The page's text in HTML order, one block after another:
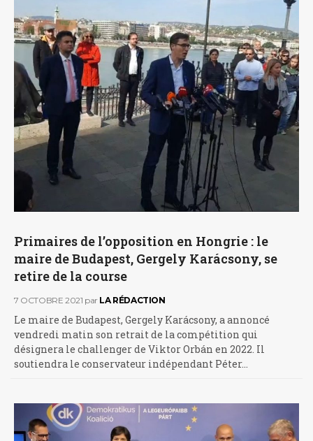
Primaires de l’opposition en Hongrie : le
maire de Budapest, Gergely Karácsony, se
retire de la course
7 OCTOBRE 2021 par LA RÉDACTION
Le maire de Budapest, Gergely Karácsony, a annoncé
vendredi matin son retrait de la compétition qui
désignera le challenger de Viktor Orbán en 2022. Il
soutiendra le conservateur indépendant Péter…